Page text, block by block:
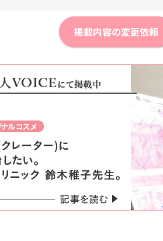
掲載内容の変更依頼